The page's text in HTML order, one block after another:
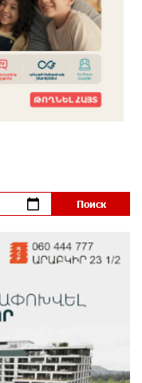
9 дней назад
обслуживания Ucom
24/2 в Арарате
был в составе
Карапетян
обратился к
содействовать
14 дней назад